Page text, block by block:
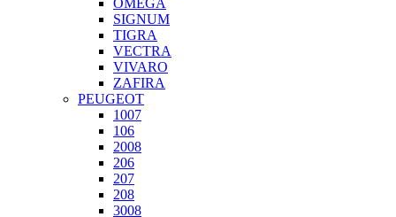
OMEGA
SIGNUM
TIGRA
VECTRA
VIVARO
ZAFIRA
PEUGEOT
1007
106
2008
206
207
208
3008